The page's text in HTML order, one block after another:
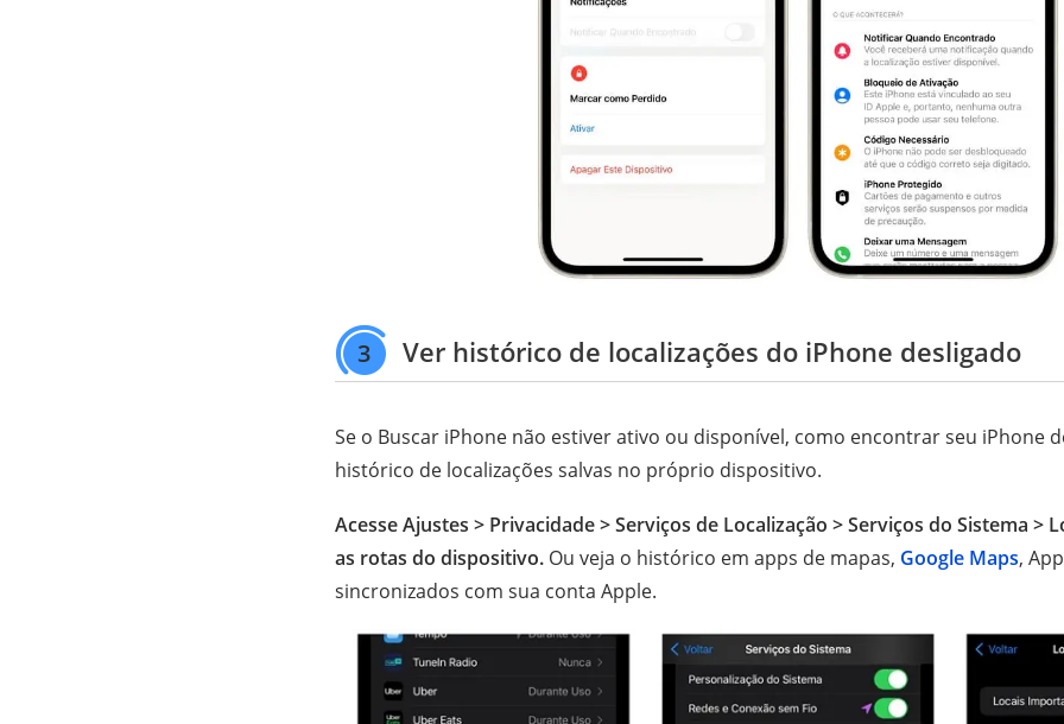
3 Ver histórico de localizações do iPhone desligado
Se o Buscar iPhone não estiver ativo ou disponível, como encontrar seu iPhone
histórico de localizações salvas no próprio dispositivo.
Acesse Ajustes > Privacidade > Serviços de Localização > Serviços do Sistema >
as rotas do dispositivo. Ou veja o histórico em apps de mapas, Google Maps,
sincronizados com sua conta Apple.